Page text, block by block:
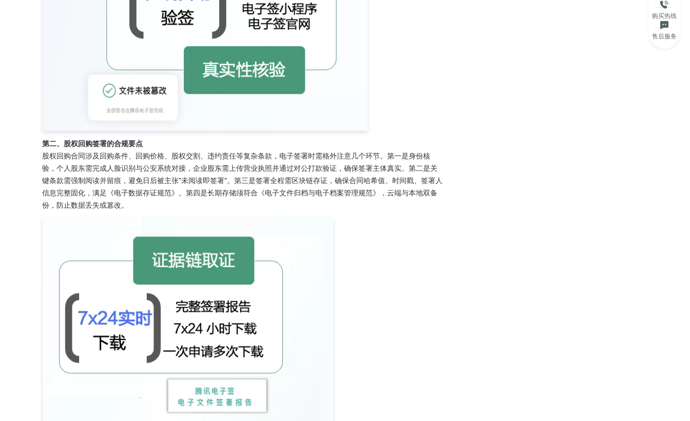
第二、股权回购签署的合规要点
股权回购合同涉及回购条件、回购价格、股权交割、违约责任等复杂条款，电子签署时需格外注意几个环节。第一是身份核
验，个人股东需完成人脸识别与公安系统对接，企业股东需上传营业执照并通过对公打款验证，确保签署主体真实。第二是关
键条款需强制阅读并留痕，避免日后被主张"未阅读即签署"。第三是签署全程需区块链存证，确保合同哈希值、时间戳、签署人
信息完整固化，满足《电子数据存证规范》。第四是长期存储须符合《电子文件归档与电子档案管理规范》，云端与本地双备
份，防止数据丢失或篡改。
购买热线
售后服务